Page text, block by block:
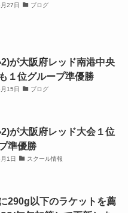
27日 ブログ
が大阪府レッド南港中央
１位グループ準優勝
15日 ブログ
が大阪府レッド大会１位
準優勝
1日 スクール情報
290g以下のラケットを薦